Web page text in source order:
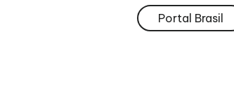
Portal Brasil